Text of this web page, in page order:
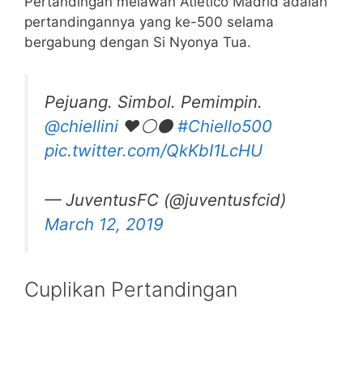
pertandingannya yang ke-500 selama
bergabung dengan Si Nyonya Tua.
Pejuang. Simbol. Pemimpin.
@chiellini ❤️⚪⚫ #Chiello500
pic.twitter.com/QkKbI1LcHU
— JuventusFC (@juventusfcid)
March 12, 2019
Cuplikan Pertandingan